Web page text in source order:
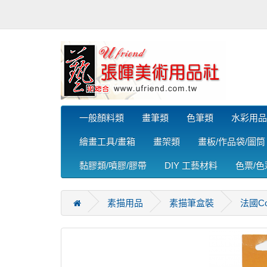
一般顏料類 畫筆類 色筆類 水彩用品
繪畫工具/畫箱 畫架類 畫板/作品袋/圖筒
黏膠類/噴膠/膠帶 DIY 工藝材料 色票/色
素描用品 素描筆盒裝 法國